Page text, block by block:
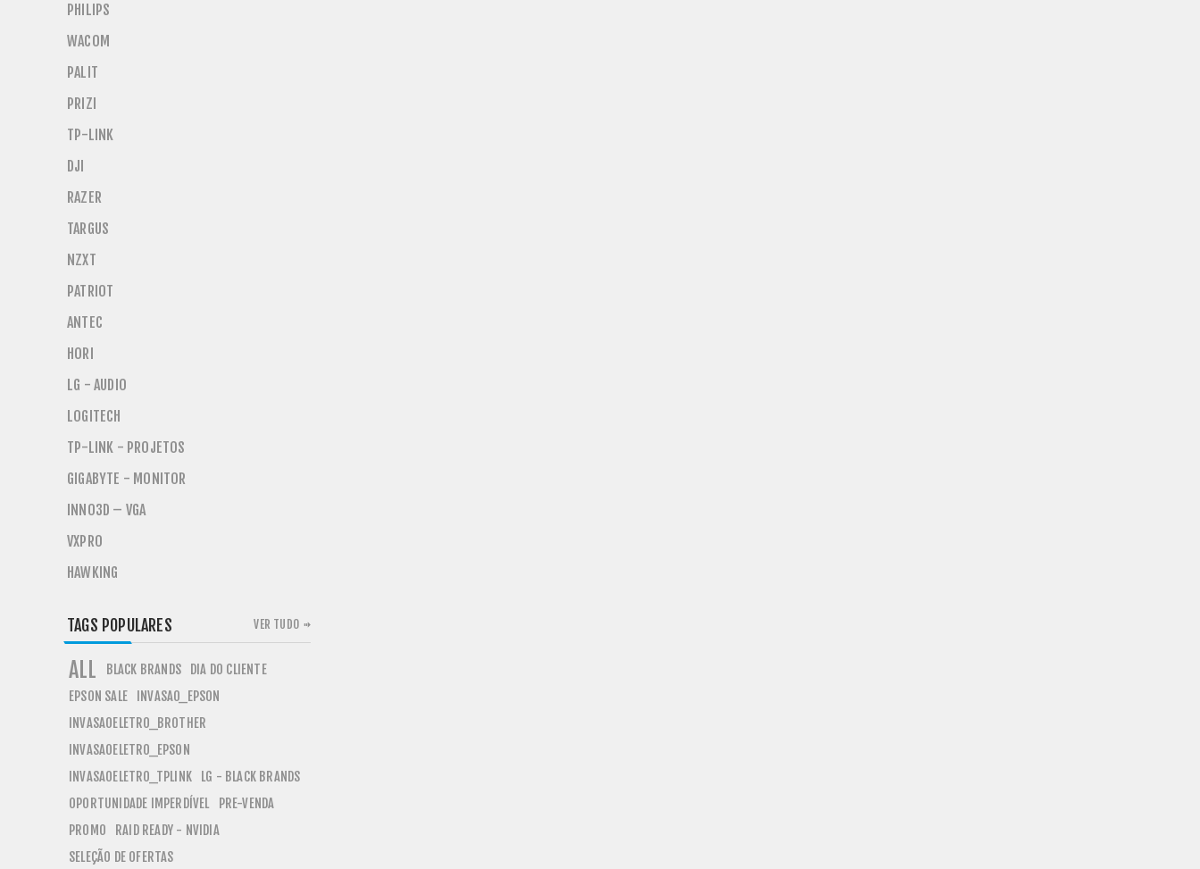
PHILIPS
WACOM
PALIT
PRIZI
TP-LINK
DJI
RAZER
TARGUS
NZXT
PATRIOT
ANTEC
HORI
LG - AUDIO
LOGITECH
TP-LINK - PROJETOS
GIGABYTE - MONITOR
INNO3D – VGA
VXPRO
HAWKING
TAGS POPULARES
ALL BLACK BRANDS DIA DO CLIENTE
EPSON SALE INVASAO_EPSON
INVASAOELETRO_BROTHER
INVASAOELETRO_EPSON
INVASAOELETRO_TPLINK LG - BLACK BRANDS
OPORTUNIDADE IMPERDÍVEL PRE-VENDA
PROMO
RAID READY - NVIDIA
SELEÇÃO DE OFERTAS
VER TUDO